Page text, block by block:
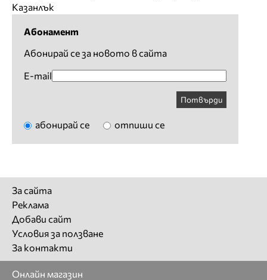
Казанлък
Абонамент
Абонирай се за новото в сайта
E-mail
Потвърди
абонирай се отпиши се
За сайта
Реклама
Добави сайт
Условия за ползване
За контакти
Онлайн магазин